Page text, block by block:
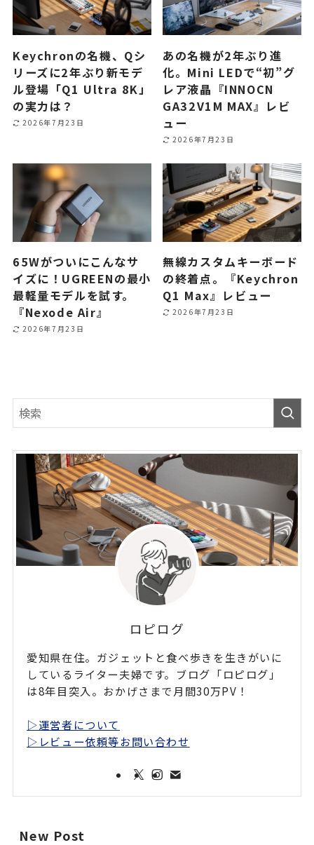
Keychronの名機、Qシ
リーズに2年ぶり新モデ
ル登場「Q1 Ultra 8K」
の実力は？
2026年7月23日
あの名機が2年ぶり進
化。Mini LEDで“初”グ
レア液晶『INNOCN
GA32V1M MAX』レビ
ュー
2026年7月23日
65Wがついにこんなサ
イズに！UGREENの最小
最軽量モデルを試す。
『Nexode Air』
2026年7月23日
無線カスタムキーボード
の終着点。『Keychron
Q1 Max』レビュー
2026年7月23日
ロピログ
愛知県在住。ガジェットと食べ歩きを生きがいに
しているライター夫婦です。ブログ「ロピログ」
は8年目突入。おかげさまで月間30万PV！
▷運営者について
▷レビュー依頼等お問い合わせ
New Post